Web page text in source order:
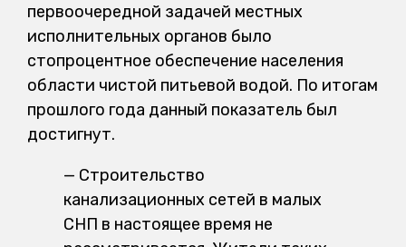
первоочередной задачей местных
исполнительных органов было
стопроцентное обеспечение населения
области чистой питьевой водой. По итогам
прошлого года данный показатель был
достигнут.
— Строительство
канализационных сетей в малых
СНП в настоящее время не